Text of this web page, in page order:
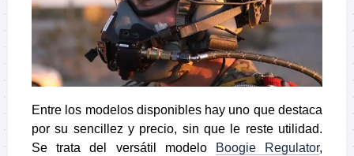
Entre los modelos disponibles hay uno que destaca
por su sencillez y precio, sin que le reste utilidad.
Se trata del versátil modelo
Boogie Regulator,